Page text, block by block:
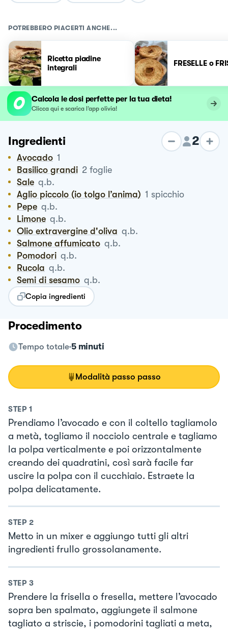
POTREBBERO PIACERTI ANCHE...
Ricetta piadine
integrali
FRESELLE o
Calcola le dosi perfette per la tua dieta!
Clicca qui e scarica l’app olivia!
Ingredienti 2
Avocado 1
Basilico grandi 2 foglie
Sale q.b.
Aglio piccolo (io tolgo l’anima) 1 spicchio
Pepe q.b.
Limone q.b.
Olio extravergine d'oliva q.b.
Salmone affumicato q.b.
Pomodori q.b.
Rucola q.b.
Semi di sesamo q.b.
Copia ingredienti
Procedimento
Tempo totale 5 minuti
Modalità passo passo
STEP 1
Prendiamo l’avocado e con il coltello tagliamolo
a metà, togliamo il nocciolo centrale e tagliamo
la polpa verticalmente e poi orizzontalmente
creando dei quadratini, così sarà facile far
uscire la polpa con il cucchiaio. Estraete la
polpa delicatamente.
STEP 2
Metto in un mixer e aggiungo tutti gli altri
ingredienti frullo grossolanamente.
STEP 3
Prendere la frisella o fresella, mettere l’avocado
sopra ben spalmato, aggiungete il salmone
tagliato a striscie, i pomodorini tagliati a meta,